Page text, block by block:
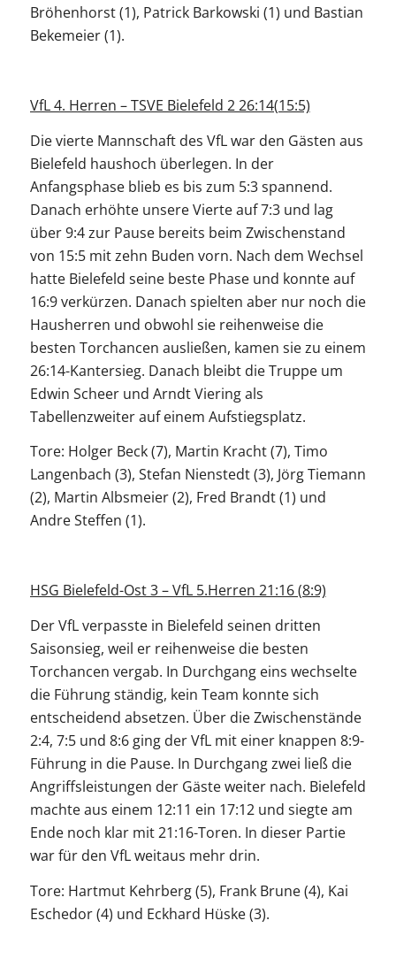
Bröhenhorst (1), Patrick Barkowski (1) und Bastian
Bekemeier (1).
VfL 4. Herren – TSVE Bielefeld 2 26:14(15:5)
Die vierte Mannschaft des VfL war den Gästen aus
Bielefeld haushoch überlegen. In der
Anfangsphase blieb es bis zum 5:3 spannend.
Danach erhöhte unsere Vierte auf 7:3 und lag
über 9:4 zur Pause bereits beim Zwischenstand
von 15:5 mit zehn Buden vorn. Nach dem Wechsel
hatte Bielefeld seine beste Phase und konnte auf
16:9 verkürzen. Danach spielten aber nur noch die
Hausherren und obwohl sie reihenweise die
besten Torchancen ausließen, kamen sie zu einem
26:14-Kantersieg. Danach bleibt die Truppe um
Edwin Scheer und Arndt Viering als
Tabellenzweiter auf einem Aufstiegsplatz.
Tore: Holger Beck (7), Martin Kracht (7), Timo
Langenbach (3), Stefan Nienstedt (3), Jörg Tiemann
(2), Martin Albsmeier (2), Fred Brandt (1) und
Andre Steffen (1).
HSG Bielefeld-Ost 3 – VfL 5.Herren 21:16 (8:9)
Der VfL verpasste in Bielefeld seinen dritten
Saisonsieg, weil er reihenweise die besten
Torchancen vergab. In Durchgang eins wechselte
die Führung ständig, kein Team konnte sich
entscheidend absetzen. Über die Zwischenstände
2:4, 7:5 und 8:6 ging der VfL mit einer knappen 8:9-
Führung in die Pause. In Durchgang zwei ließ die
Angriffsleistungen der Gäste weiter nach. Bielefeld
machte aus einem 12:11 ein 17:12 und siegte am
Ende noch klar mit 21:16-Toren. In dieser Partie
war für den VfL weitaus mehr drin.
Tore: Hartmut Kehrberg (5), Frank Brune (4), Kai
Eschedor (4) und Eckhard Hüske (3).